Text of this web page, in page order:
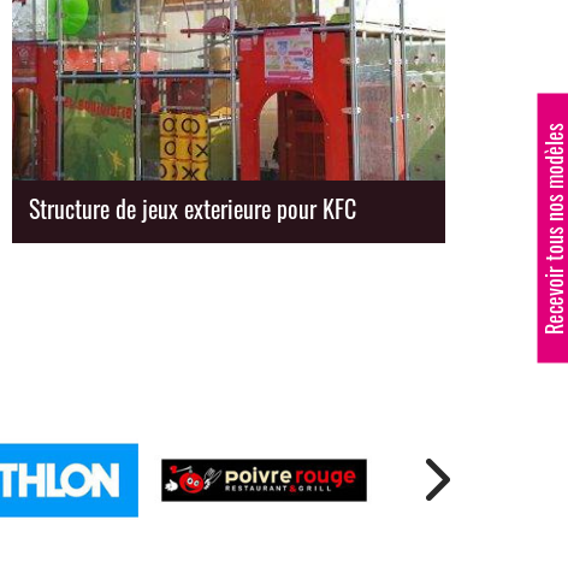
Recevoir tous nos modèles
Structure de jeux exterieure pour KFC